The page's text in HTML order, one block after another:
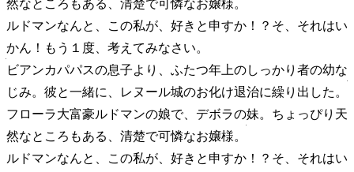
然なところもある、清楚で可憐なお嬢様。
ルドマンなんと、この私が、好きと申すか！？そ、それはい
かん！もう１度、考えてみなさい。
ビアンカパパスの息子より、ふたつ年上のしっかり者の幼な
じみ。彼と一緒に、レヌール城のお化け退治に繰り出した。
フローラ大富豪ルドマンの娘で、デボラの妹。ちょっぴり天
然なところもある、清楚で可憐なお嬢様。
ルドマンなんと、この私が、好きと申すか！？そ、それはい